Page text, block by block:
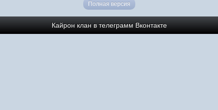
Полная версия
Кайрон клан в телеграмм Вконтакте